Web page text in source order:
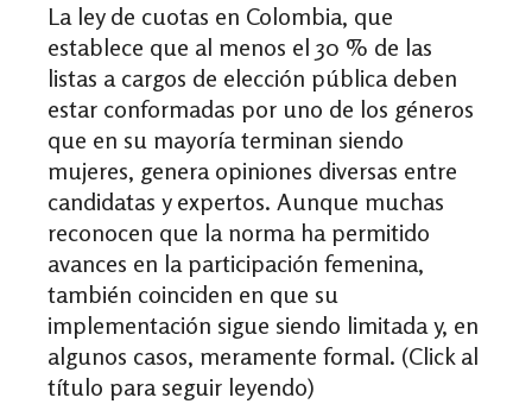
La ley de cuotas en Colombia, que
establece que al menos el 30 % de las
listas a cargos de elección pública deben
estar conformadas por uno de los géneros
que en su mayoría terminan siendo
mujeres, genera opiniones diversas entre
candidatas y expertos. Aunque muchas
reconocen que la norma ha permitido
avances en la participación femenina,
también coinciden en que su
implementación sigue siendo limitada y, en
algunos casos, meramente formal. (Click al
título para seguir leyendo)